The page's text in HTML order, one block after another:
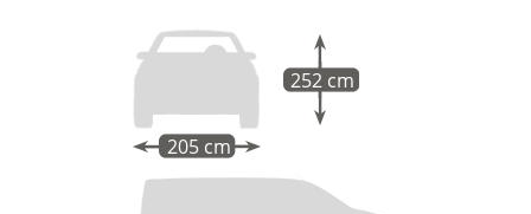
205 cm
252 cm